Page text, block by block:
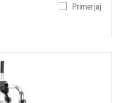
Primerjaj